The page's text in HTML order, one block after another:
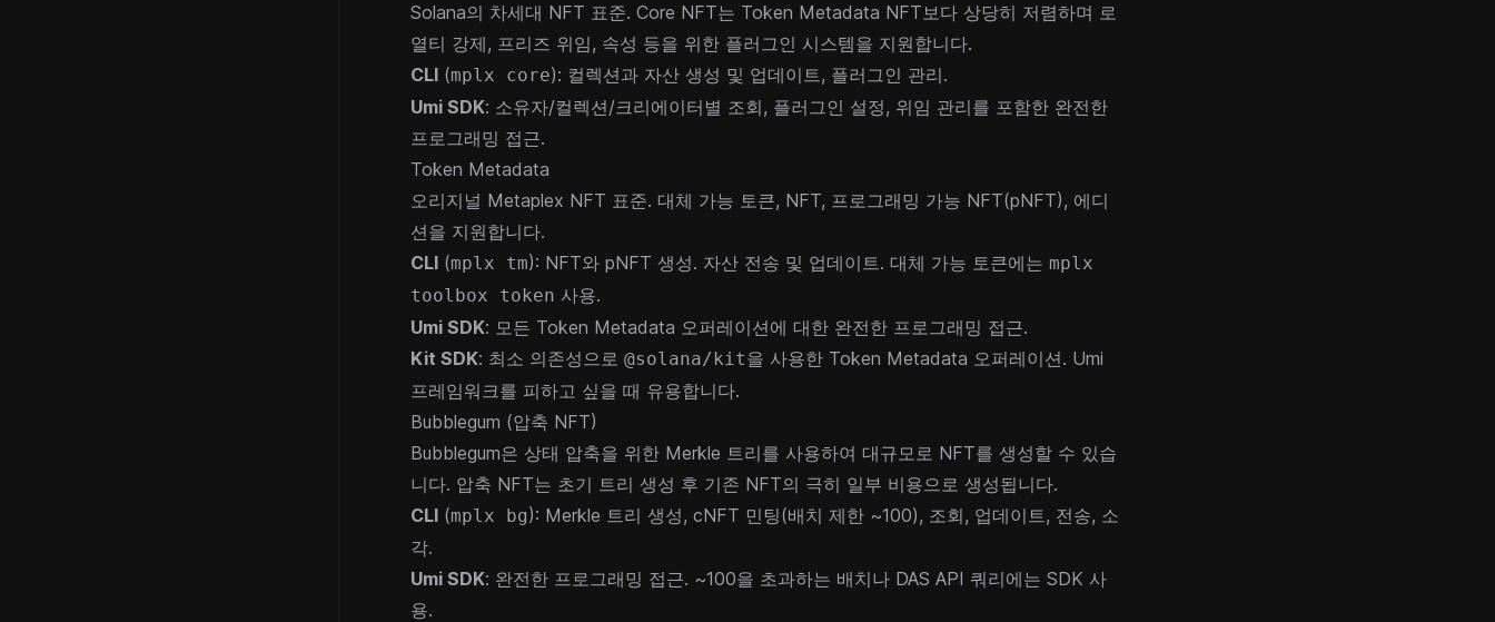
Solana의 차세대 NFT 표준. Core NFT는 Token Metadata NFT보다 상당히 저렴하며 로
열티 강제, 프리즈 위임, 속성 등을 위한 플러그인 시스템을 지원합니다.
CLI (mplx core): 컬렉션과 자산 생성 및 업데이트, 플러그인 관리.
Umi SDK: 소유자/컬렉션/크리에이터별 조회, 플러그인 설정, 위임 관리를 포함한 완전한
프로그래밍 접근.
Token Metadata
오리지널 Metaplex NFT 표준. 대체 가능 토큰, NFT, 프로그래밍 가능 NFT(pNFT), 에디
션을 지원합니다.
CLI (mplx tm): NFT와 pNFT 생성. 자산 전송 및 업데이트. 대체 가능 토큰에는 mplx
toolbox token 사용.
Umi SDK: 모든 Token Metadata 오퍼레이션에 대한 완전한 프로그래밍 접근.
Kit SDK: 최소 의존성으로 @solana/kit을 사용한 Token Metadata 오퍼레이션. Umi
프레임워크를 피하고 싶을 때 유용합니다.
Bubblegum (압축 NFT)
Bubblegum은 상태 압축을 위한 Merkle 트리를 사용하여 대규모로 NFT를 생성할 수 있습
니다. 압축 NFT는 초기 트리 생성 후 기존 NFT의 극히 일부 비용으로 생성됩니다.
CLI (mplx bg): Merkle 트리 생성, cNFT 민팅(배치 제한 ~100), 조회, 업데이트, 전송, 소
각.
Umi SDK: 완전한 프로그래밍 접근. ~100을 초과하는 배치나 DAS API 쿼리에는 SDK 사
용.